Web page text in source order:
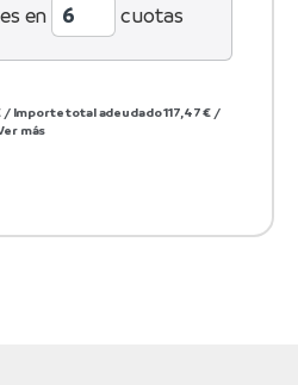
en cuotas
/ Importe total adeudado117,47 € /
más
G3 (Sin logo) quantity